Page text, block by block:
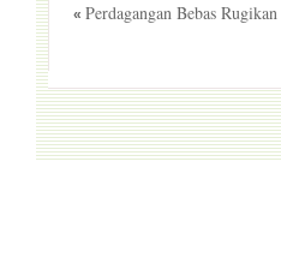
« Perdagangan Bebas